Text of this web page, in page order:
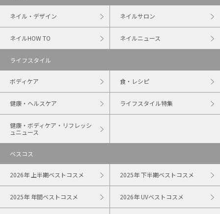
ネイル・デザイン ネイルサロン
ネイルHOW TO ネイルニュース
ライフスタイル
ボディケア 食・レシピ
健康・ヘルスケア ライフスタイル特集
健康・ボディケア・リフレッシ
ュニュース
ベスコス
2026年 上半期ベストコスメ 2025年 下半期ベストコスメ
2025年 年間ベストコスメ 2026年 UVベストコスメ